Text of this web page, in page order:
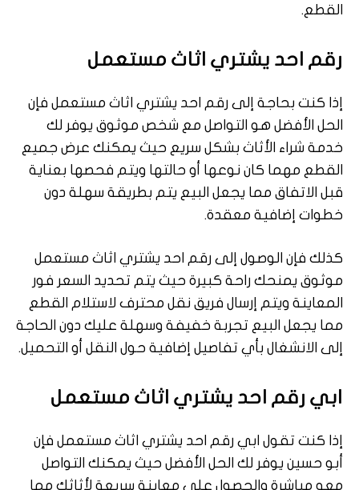
القطع.
رقم احد يشتري اثاث مستعمل
إذا كنت بحاجة إلى رقم احد يشتري اثاث مستعمل فإن
الحل الأفضل هو التواصل مع شخص موثوق يوفر لك
خدمة شراء الأثاث بشكل سريع حيث يمكنك عرض جميع
القطع مهما كان نوعها أو حالتها ويتم فحصها بعناية
قبل الاتفاق مما يجعل البيع يتم بطريقة سهلة دون
خطوات إضافية معقدة.
كذلك فإن الوصول إلى رقم احد يشتري اثاث مستعمل
موثوق يمنحك راحة كبيرة حيث يتم تحديد السعر فور
المعاينة ويتم إرسال فريق نقل محترف لاستلام القطع
مما يجعل البيع تجربة خفيفة وسهلة عليك دون الحاجة
إلى الانشغال بأي تفاصيل إضافية حول النقل أو التحميل.
ابي رقم احد يشتري اثاث مستعمل
إذا كنت تقول ابي رقم احد يشتري اثاث مستعمل فإن
أبو حسين يوفر لك الحل الأفضل حيث يمكنك التواصل
معه مباشرة والحصول على معاينة سريعة لأثاثك مما